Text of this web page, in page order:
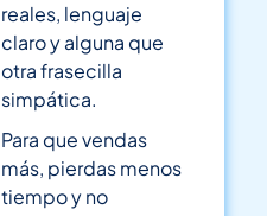
reales, lenguaje
claro y alguna que
otra frasecilla
simpática.
Para que vendas
más, pierdas menos
tiempo y no